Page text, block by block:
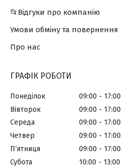
📂Відгуки про компанію
Умови обміну та повернення
Про нас
ГРАФІК РОБОТИ
Понеділок 09:00
17:00
Вівторок
09:00
17:00
Середа
09:00
17:00
Четвер
09:00
17:00
Пʼятниця
09:00
17:00
Субота
10:00
13:00